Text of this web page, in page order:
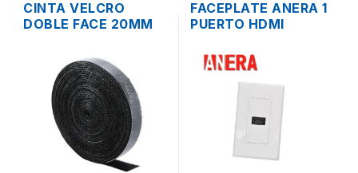
Accesorios
CINTA VELCRO
DOBLE FACE 20MM
Accesorios
FACEPLATE ANERA 1
PUERTO HDMI